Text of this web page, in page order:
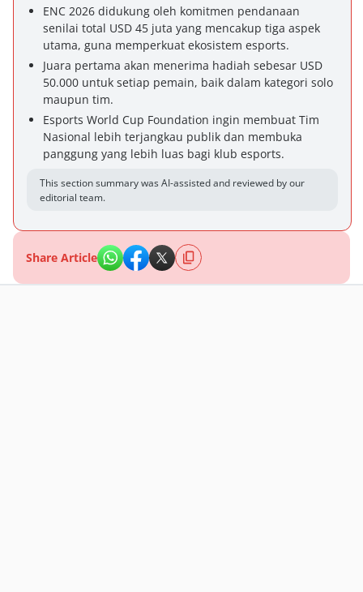
ENC 2026 didukung oleh komitmen pendanaan
senilai total USD 45 juta yang mencakup tiga aspek
utama, guna memperkuat ekosistem esports.
Juara pertama akan menerima hadiah sebesar USD
50.000 untuk setiap pemain, baik dalam kategori solo
maupun tim.
Esports World Cup Foundation ingin membuat Tim
Nasional lebih terjangkau publik dan membuka
panggung yang lebih luas bagi klub esports.
This section summary was AI-assisted and reviewed by our
editorial team.
Share Article